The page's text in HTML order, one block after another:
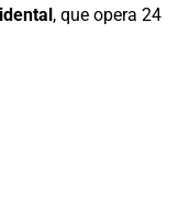
, que opera 24